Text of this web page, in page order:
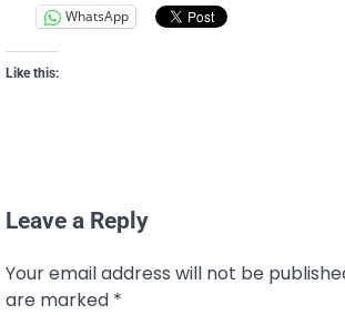
WhatsApp
Like this:
Leave a Reply
Your email address will not be
are marked *